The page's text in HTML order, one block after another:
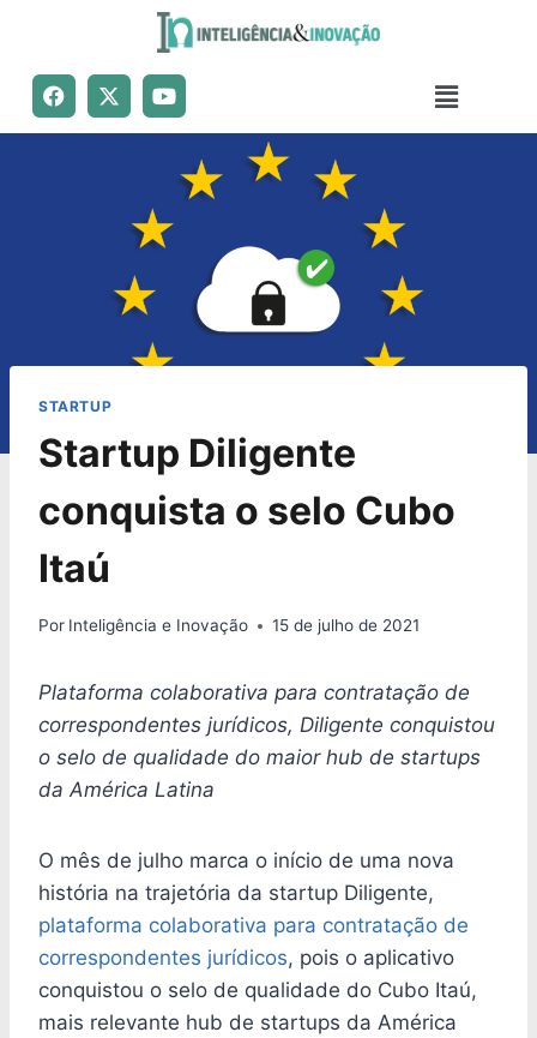
STARTUP
Startup Diligente
conquista o selo Cubo
Itaú
Por Inteligência e Inovação 15 de julho de 2021
Plataforma colaborativa para contratação de
correspondentes jurídicos, Diligente conquistou
o selo de qualidade do maior hub de startups
da América Latina
O mês de julho marca o início de uma nova
história na trajetória da startup Diligente,
plataforma colaborativa para contratação de
correspondentes jurídicos, pois o aplicativo
conquistou o selo de qualidade do Cubo Itaú,
mais relevante hub de startups da América